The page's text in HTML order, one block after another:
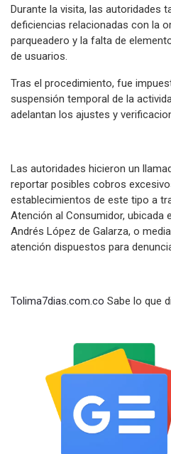
Durante la visita, las autoridades
deficiencias relacionadas con la
parqueadero y la falta de
de usuarios.
Tras el procedimiento, fue
suspensión temporal de la
adelantan los ajustes y
Las autoridades hicieron un
reportar posibles cobros
establecimientos de este tipo a
Atención al Consumidor, ubicada
Andrés López de Galarza, o
atención dispuestos para
Tolima7dias.com.co Sabe lo que